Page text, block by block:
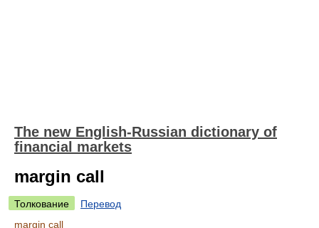
The new English-Russian dictionary of
financial markets
margin call
Толкование
Перевод
margin call